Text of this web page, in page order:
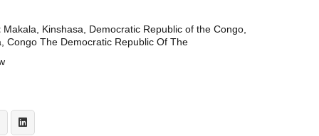
Makala, Kinshasa, Democratic Republic of the Congo,
Congo The Democratic Republic Of The